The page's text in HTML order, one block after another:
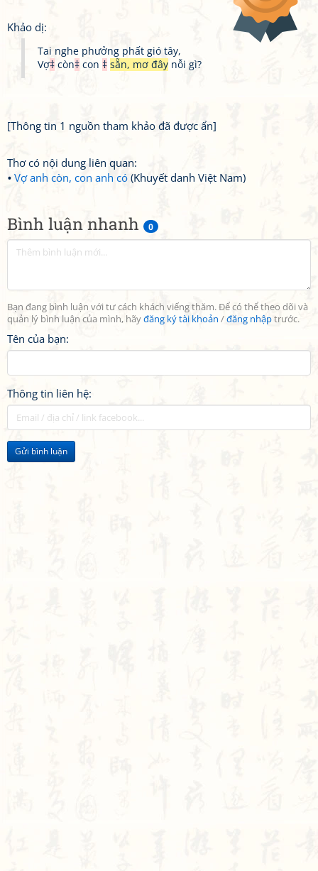
Bình luận nhanh 0
Bạn đang bình luận với tư cách khách viếng thăm. Để có thể theo dõi và
quản lý bình luận của mình, hãyđăng ký tài khoản /đăng nhậptrước.
Tên của bạn:
Thông tin liên hệ:
Gửi bình luận
Khảo dị:
Tai nghe phưởng phất gió tây,
Vợ‡ còn‡ con ‡ sẵn, mơ đây nỗi gì?
[Thông tin 1 nguồn tham khảo đã được ẩn]
Thơ có nội dung liên quan:
Vợ anh còn, con anh có (Khuyết danh Việt Nam)